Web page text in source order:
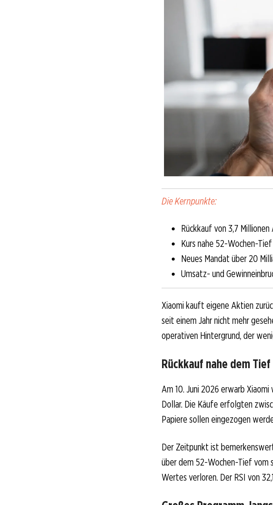
Die Kernpunkte:
Rückkauf von 3,7
Kurs nahe 52-Wochen-Tief
Neues Mandat über 20
Umsatz- und
Xiaomi kauft eigene Aktien
seit einem Jahr nicht mehr
operativen Hintergrund, der
Rückkauf nahe dem Tief
Am 10. Juni 2026 erwarb
Dollar. Die Käufe erfolgten
Papiere sollen eingezogen
Der Zeitpunkt ist
über dem 52-Wochen-Tief vom
Wertes verloren. Der RSI von